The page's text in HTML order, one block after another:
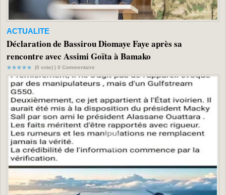
ACTUALITE
Déclaration de Bassirou Diomaye Faye après sa
rencontre avec Assimi Goïta à Bamako
(0 vote) | 0 Commentaire